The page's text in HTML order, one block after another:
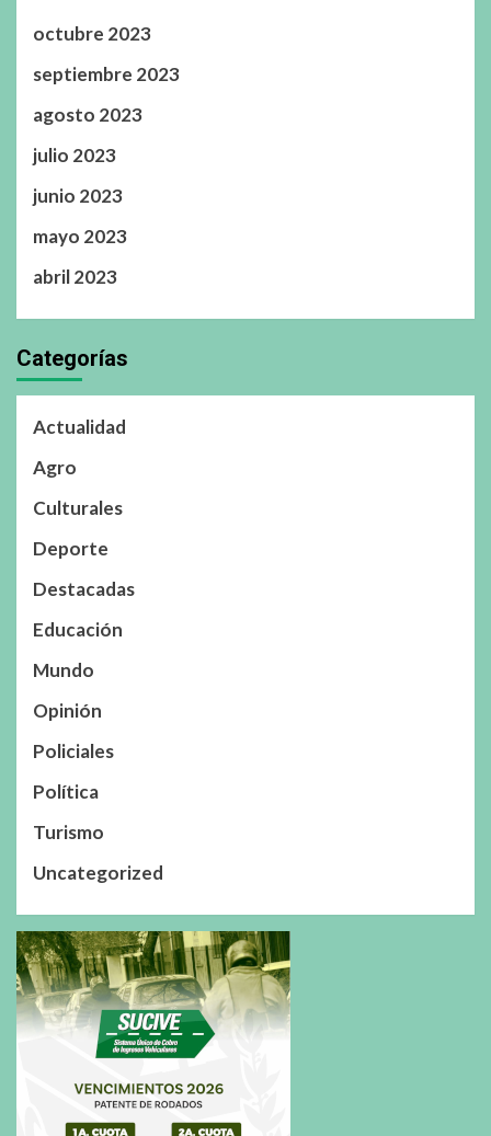
octubre 2023
septiembre 2023
agosto 2023
julio 2023
junio 2023
mayo 2023
abril 2023
Categorías
Actualidad
Agro
Culturales
Deporte
Destacadas
Educación
Mundo
Opinión
Policiales
Política
Turismo
Uncategorized